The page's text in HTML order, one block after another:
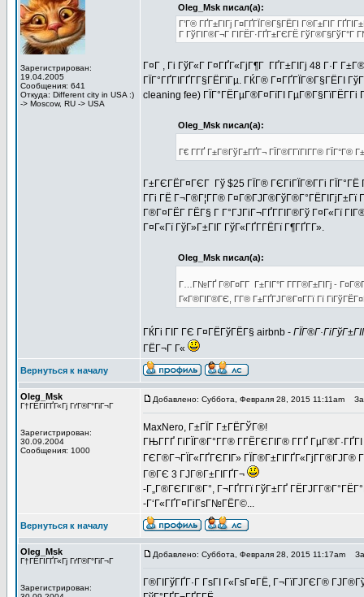
Зарегистрирован:
19.04.2005
Сообщения: 641
Откуда: Different city in USA :)
-> Moscow, RU -> USA
Oleg_Msk писал(а):
Г’Г® ГҐГ±ГІГј Г¤ГҐГЇГ®Г§ГЁГІ Г®Г±ГІГ
Г ГўГІГ®Г¬Г ГІГЁГ·ГҐГ±ГЄГЁ ГўГ®Г§ГўГ°Г
Г¤Г , Гі ГўГ«Г Г¤ГҐГ«ГјГ¶Г ГҐГ±ГІГј 48 Г·Г
ГЇГ°ГҐГІГҐГ­Г§ГЁГїГµ. ГЌГ® Г¤ГҐГЇГ®Г§ГЁГІ
cleaning fee) ГЇГ°ГЁГµГ®Г¤ГїГІ
Oleg_Msk писал(а):
Г€ Г­ГҐ Г±Г®ГўГ±ГҐГ¬ ГЇГ®Г­ГїГІГ­Г® ГЇГ°Г®
Г±ГЄГЁГ¤ГЄГ Гў $25 ГЇГ® ГЄГіГЇГ®Г­Гі
Г­Гі ГЁ Г¬Г®Г¦Г­Г®
Г®Г¤ГЁГ­ ГЁГ§ Г Г°ГЈГіГ¬ГҐГ­ГІГ®Гў Г¤Г«Гї
Г¤Г«Гї ГўГ»Г±ГІГ ГўГ«ГҐГ­ГЁГї Г¶ГҐГ­Г».
Oleg_Msk писал(а):
Г…Г№ГҐ Г®Г¤Г­Г Г±ГІГ°Г Г­Г­Г®Г±ГІГј -
Г«Г®ГІГ®ГЄ, Г­Г® Г±ГҐГЈГ®Г¤Г­Гї Гї
ГЌГі ГІГ ГЄ Г¤ГЁГўГЁГ§ airbnb -
ГЁГ¬Г Г«
Вернуться к началу
Oleg_Msk
Г†ГЁГІГҐГ«Гј ГґГ®Г°ГіГ¬Г
Зарегистрирован:
30.09.2004
Сообщения: 1000
Добавлено: Суббота, Февраля 28, 2015 11:11am
MaxNero, Г±ГЇГ Г±ГЁГЎГ®!
ГЊГ­ГҐ ГіГЇГ®Г°Г­Г® Г­ГЁГЄГІГ® Г­ГҐ ГµГ®Г·ГҐГІ
ГЄГ®Г¬ГЇГ«ГҐГЄГІГ» ГЇГ®Г±ГІГҐГ«ГјГ­Г®ГЈГ®
Г®ГЄ 3 ГЈГ®Г±ГІГҐГ¬
-Г„Г®ГЄГІГ®Г°, Г¬ГҐГ­Гї ГўГ±ГҐ
-Г‘Г«ГҐГ¤ГіГѕГ№ГЁГ©...
Вернуться к началу
Oleg_Msk
Г†ГЁГІГҐГ«Гј ГґГ®Г°ГіГ¬Г
Зарегистрирован:
Добавлено: Суббота, Февраля 28, 2015 11:17am
Г®ГІГўГҐГ·Г ГѕГІ Г«ГѕГ¤ГЁ, Г¬ГїГЈГЄГ®